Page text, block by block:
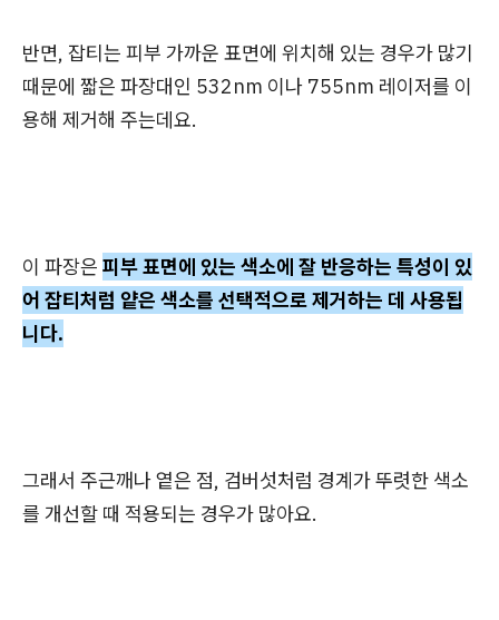
반면, 잡티는 피부 가까운 표면에 위치해 있는 경우가 많기
때문에 짧은 파장대인 532nm 이나 755nm 레이저를 이
용해 제거해 주는데요.
이 파장은 피부 표면에 있는 색소에 잘 반응하는 특성이 있
어 잡티처럼 얕은 색소를 선택적으로 제거하는 데 사용됩
니다.
그래서 주근깨나 옅은 점, 검버섯처럼 경계가 뚜렷한 색소
를 개선할 때 적용되는 경우가 많아요.